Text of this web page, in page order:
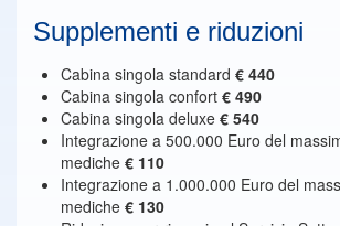
Supplementi e riduzioni
Cabina singola standard € 440
Cabina singola confort € 490
Cabina singola deluxe € 540
Integrazione a 500.000 Euro del
mediche € 110
Integrazione a 1.000.000 Euro del
mediche € 130